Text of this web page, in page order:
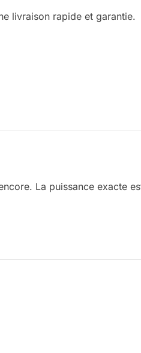
livraison rapide et garantie.
La puissance exacte